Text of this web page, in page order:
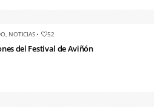
, NOTICIAS• 52
del Festival de Aviñón